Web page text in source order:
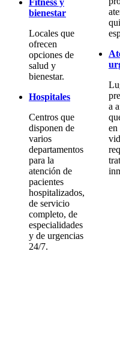
Fitness y
bienestar
Locales que
ofrecen
opciones de
salud y
bienestar.
Hospitales
Centros que
disponen de
varios
departamentos
para la
atención de
pacientes
hospitalizados,
de servicio
completo, de
especialidades
y de urgencias
24/7.
a
en